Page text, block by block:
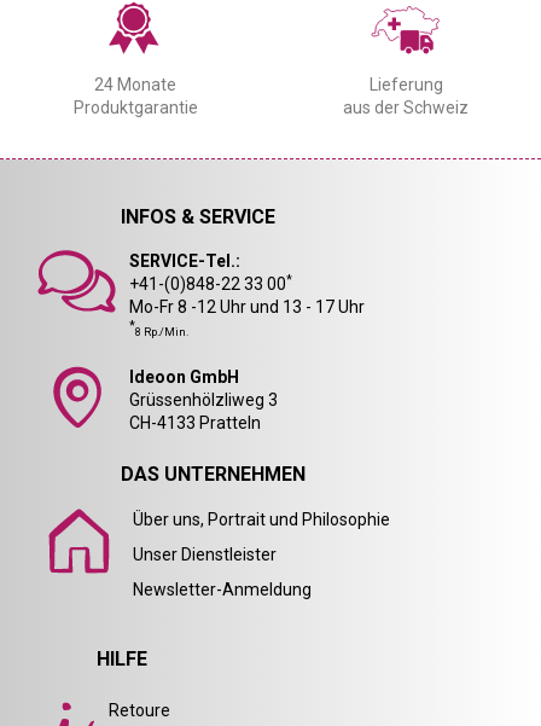
24 Monate
Produktgarantie
Lieferung
aus der Schweiz
INFOS & SERVICE
SERVICE-Tel.:
+41-(0)848-22 33 00*
Mo-Fr 8 -12 Uhr und 13 - 17 Uhr
*8 Rp./Min.
Ideoon GmbH
Grüssenhölzliweg 3
CH-4133 Pratteln
DAS UNTERNEHMEN
Über uns, Portrait und Philosophie
Unser Dienstleister
Newsletter-Anmeldung
HILFE
Retoure